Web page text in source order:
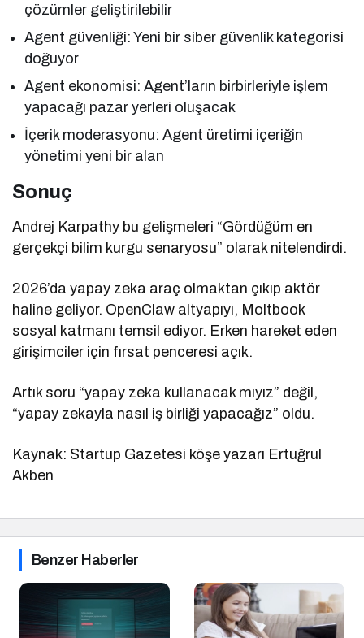
çözümler geliştirilebilir
Agent güvenliği: Yeni bir siber güvenlik kategorisi
doğuyor
Agent ekonomisi: Agent’ların birbirleriyle işlem
yapacağı pazar yerleri oluşacak
İçerik moderasyonu: Agent üretimi içeriğin
yönetimi yeni bir alan
Sonuç
Andrej Karpathy bu gelişmeleri “Gördüğüm en
gerçekçi bilim kurgu senaryosu” olarak nitelendirdi.
2026’da yapay zeka araç olmaktan çıkıp aktör
haline geliyor. OpenClaw altyapıyı, Moltbook
sosyal katmanı temsil ediyor. Erken hareket eden
girişimciler için fırsat penceresi açık.
Artık soru “yapay zeka kullanacak mıyız” değil,
“yapay zekayla nasıl iş birliği yapacağız” oldu.
Kaynak: Startup Gazetesi köşe yazarı Ertuğrul
Akben
Benzer Haberler